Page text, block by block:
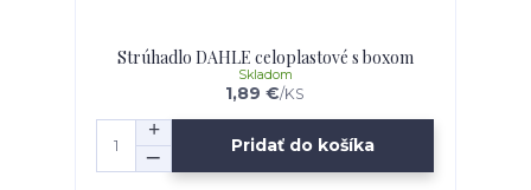
Strúhadlo DAHLE celoplastové s boxom
1,89 €/KS
Skladom
Pridať do košíka